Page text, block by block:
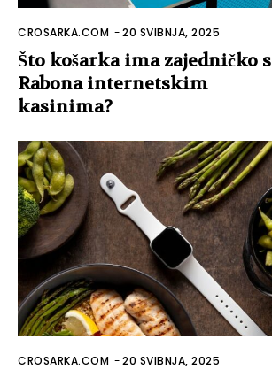
CROSARKA.COM -20 SVIBNJA, 2025
Što košarka ima zajedničko s
Rabona internetskim
kasinima?
CROSARKA.COM -20 SVIBNJA, 2025